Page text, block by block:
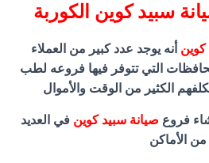
سبيد كوين الكوربة
كوين أنه يوجد عدد كبير من العملاء
التي تتوفر فيها فروعه لطب
الكثير من الوقت والأموال
فروع صيانة سبيد كوينفي العديد
من الأماكن